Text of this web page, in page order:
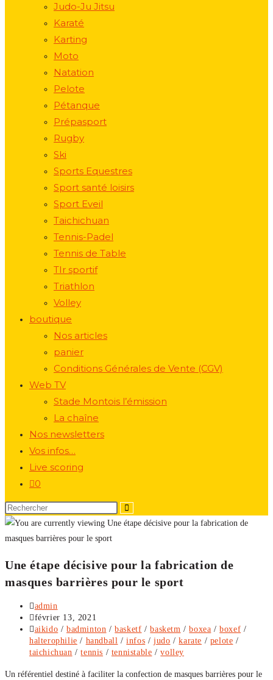
Judo-Ju Jitsu
Karaté
Karting
Moto
Natation
Pelote
Pétanque
Prépasport
Rugby
Ski
Sports Equestres
Sport santé loisirs
Sport Eveil
Taichichuan
Tennis-Padel
Tennis de Table
TIr sportif
Triathlon
Volley
boutique
Nos articles
panier
Conditions Générales de Vente (CGV)
Web TV
Stade Montois l’émission
La chaîne
Nos newsletters
Vos infos…
Live scoring
0
Une étape décisive pour la fabrication de
masques barrières pour le sport
Auteur/autrice
de
la
publication :
admin
Publication
publiée :
février 13, 2021
Post
category:
aikido / badminton / basketf / basketm / boxea / boxef /
halterophilie / handball / infos / judo / karate / pelote /
taichichuan / tennis / tennistable / volley
Un référentiel destiné à faciliter la confection de masques barrières pour le